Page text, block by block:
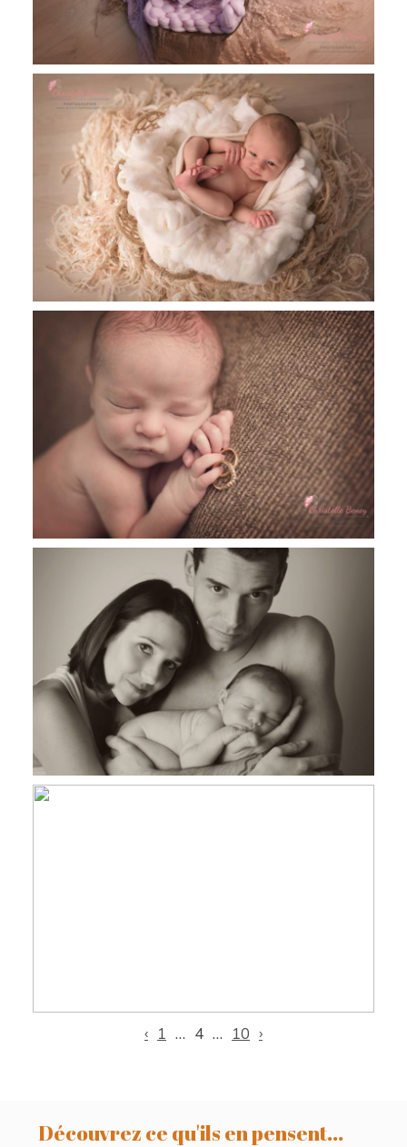
Alexander, 12 jours, photographe
nouveau-né Toulouse, Castres, Revel
Lucas, 10 jours,séance nourrisson
studio, photographe spécialisé
nouveau-né Toulouse, Castres, Revel
Victor, 10 jours, photographe nouveau
né Castres
‹ 1 … 4 … 10 ›
Découvrez ce qu'ils en pensent...